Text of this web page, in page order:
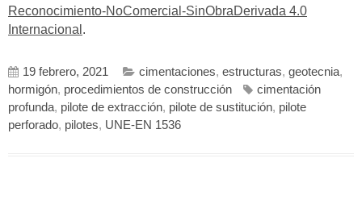
Reconocimiento-NoComercial-SinObraDerivada 4.0
Internacional .
19 febrero, 2021 cimentaciones, estructuras, geotecnia,
hormigón, procedimientos de construcción
cimentación
profunda, pilote de extracción, pilote de sustitución, pilote
perforado, pilotes, UNE-EN 1536